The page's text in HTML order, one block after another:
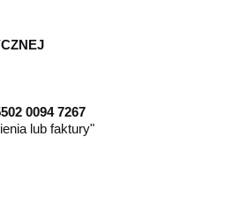
0094 7267
lub faktury"